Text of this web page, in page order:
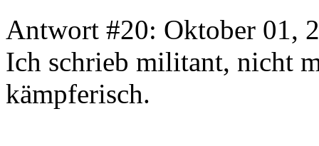
Antwort #20: Oktober 01,
Ich schrieb militant, nicht
kämpferisch.